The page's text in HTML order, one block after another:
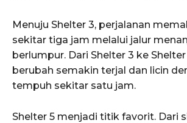
Menuju Shelter 3, perjalanan
sekitar tiga jam melalui jalur
berlumpur. Dari Shelter 3 ke
berubah semakin terjal dan licin
tempuh sekitar satu jam.
Shelter 5 menjadi titik favorit. Dari